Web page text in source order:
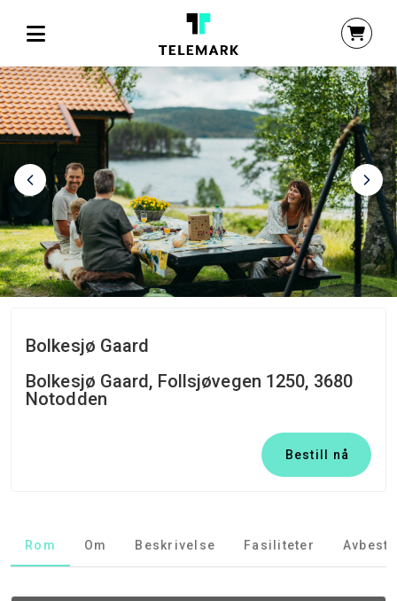
Bolkesjø Gaard
Bolkesjø Gaard, Follsjøvegen 1250, 3680
Notodden
Bestill nå
Rom Om Beskrivelse Fasiliteter